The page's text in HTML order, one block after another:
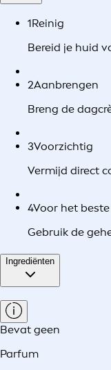
1Reinig
Bereid je huid
2Aanbrengen
Breng de
3Voorzichtig
Vermijd direct
4Voor het
Gebruik de
Ingrediënten
Bevat geen
Parfum